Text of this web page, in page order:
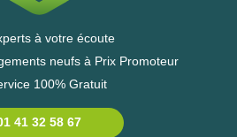
à votre écoute
neufs à Prix Promoteur
100% Gratuit
41 32 58 67